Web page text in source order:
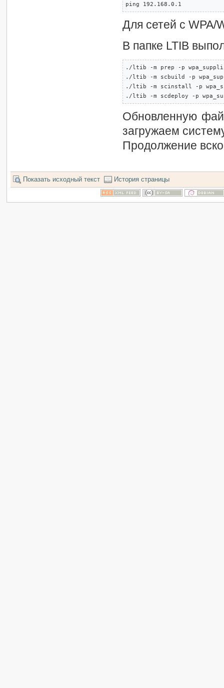
ping 192.168.0.1
Для сетей с WPA/
В папке LTIB
./ltib -m prep -p
./ltib -m scbuild -p
./ltib -m scinstall -p
./ltib -m scdeploy -p
Обновленную
загружаем
Продолжение
Показать исходный текст История страницы